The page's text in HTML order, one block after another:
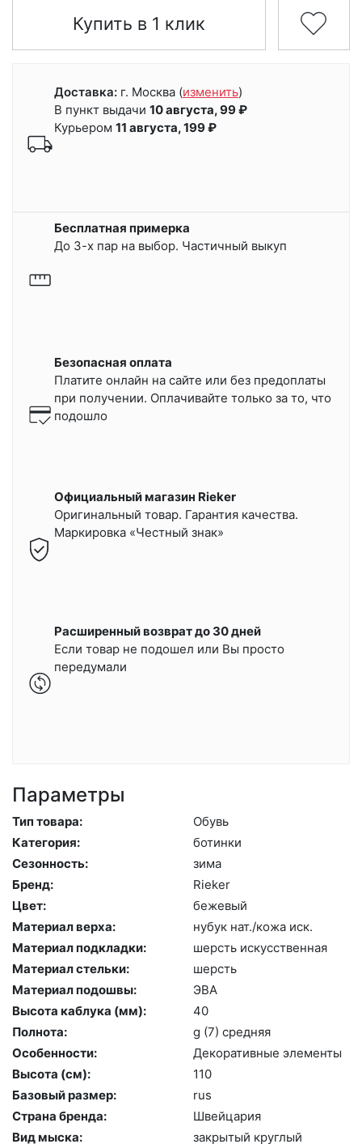
Купить в 1 клик
Доставка: г. Москва (изменить)
В пункт выдачи 10 августа, 99 ₽
Курьером 11 августа, 199 ₽
Бесплатная примерка
До 3-х пар на выбор. Частичный выкуп
Безопасная оплата
Платите онлайн на сайте или без предоплаты
при получении. Оплачивайте только за то, что
подошло
Официальный магазин Rieker
Оригинальный товар. Гарантия качества.
Маркировка «Честный знак»
Расширенный возврат до 30 дней
Если товар не подошел или Вы просто
передумали
Параметры
Тип товара:
Обувь
Категория:
бо­тин­ки
Сезонность:
зи­ма
Бренд:
Ri­eker
Цвет:
бе­жевый
Материал верха:
ну­бук нат./ко­жа иск.
Материал подкладки:
шерсть ис­кусс­твен­ная
Материал стельки:
шерсть
Материал подошвы:
ЭВА
Высота каблука (мм):
40
Полнота:
g (7) сред­няя
Особенности:
Де­кора­тив­ные эле­мен­ты
Высота (cм):
110
Базовый размер:
rus
Страна бренда:
Швей­ца­рия
Вид мыска:
зак­ры­тый круг­лый